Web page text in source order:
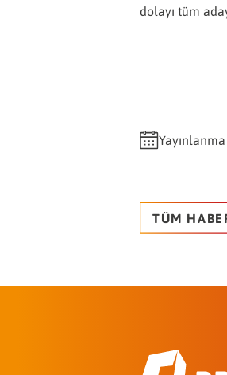
dolayı tüm
TÜM